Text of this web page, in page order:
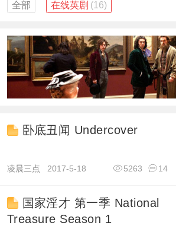
全部 在线英剧 (16)
卧底丑闻 Undercover
凌晨三点 2017-5-18 14
5263
国家淫才 第一季 National
Treasure Season 1